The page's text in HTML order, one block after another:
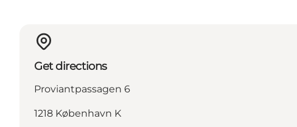
Get directions
Proviantpassagen 6
1218 København K